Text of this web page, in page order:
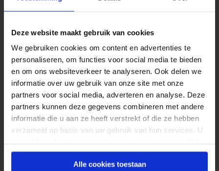
Deze website maakt gebruik van cookies
We gebruiken cookies om content en advertenties te
personaliseren, om functies voor social media te bieden
en om ons websiteverkeer te analyseren. Ook delen we
informatie over uw gebruik van onze site met onze
partners voor social media, adverteren en analyse. Deze
partners kunnen deze gegevens combineren met andere
informatie die u aan ze heeft verstrekt of die ze hebben
verzameld op basis van uw gebruik van hun services. U
gebruiken.
Alle cookies toestaan
makkelijk om door gebruik van big data een
aantrekkelijke gepersonaliseerde
klantervaring te maken. Door deze positieve
connecties te maken zal je meer klanten weten
te verleiden om terug te keren.
Het volgende niveau van klantenservice
Slechte dienstverlening is de snelste manier
data in te zetten en de verschillende stukken
klantinformatie vanuit de klantenservice te